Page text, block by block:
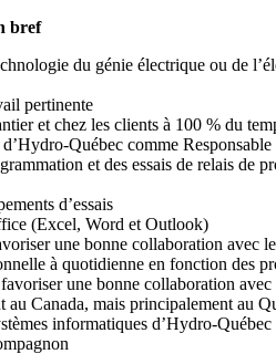
bref
du génie électrique ou de
pertinente
et chez les clients à 100 % du
Québec comme Responsable
et des essais de relais de
d’essais
(Excel, Word et Outlook)
une bonne collaboration avec
à quotidienne en fonction des
une bonne collaboration
Canada, mais principalement au
informatiques d’Hydro-Québec